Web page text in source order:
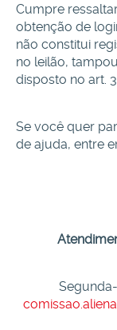
Cumpre
obtenção de
não constitui
no leilão,
disposto no art.
Se você quer
de ajuda, entre